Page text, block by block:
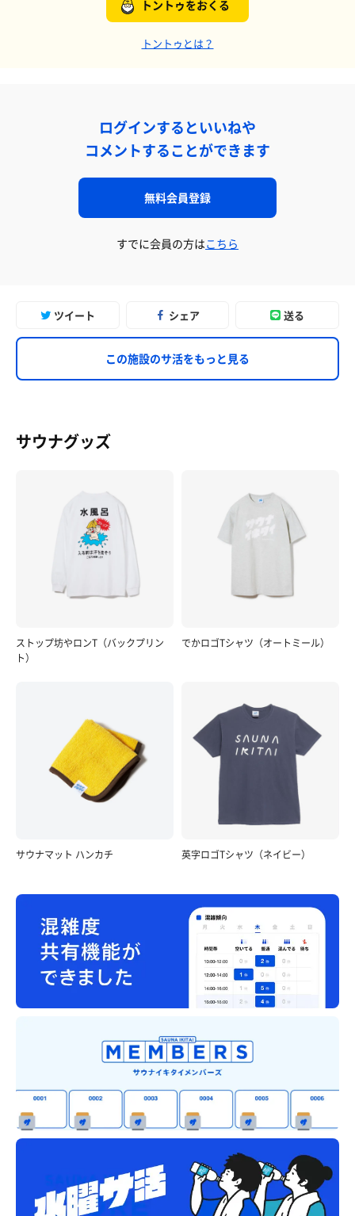
トントゥをおくる
トントゥとは？
ログインするといいねや
コメントすることができます
無料会員登録
すでに会員の方はこちら
ツイート シェア 送る
この施設のサ活をもっと見る
サウナグッズ
ストップ坊やロンT（バックプリン
ト）
でかロゴTシャツ（オートミール）
サウナマット ハンカチ 英字ロゴTシャツ（ネイビー）